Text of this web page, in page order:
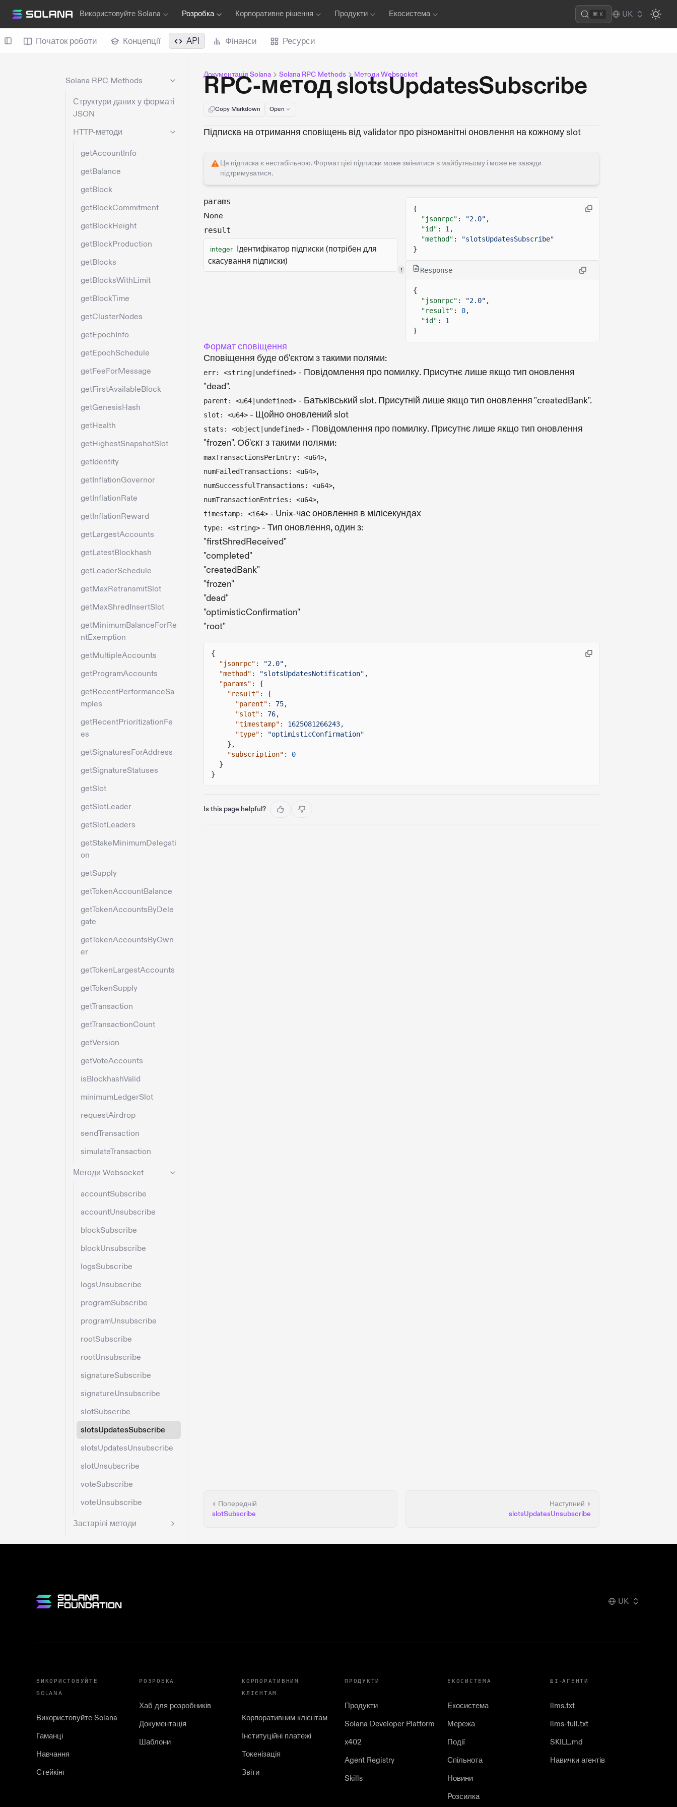
Використовуйте Solana Розробка Корпоративне рішення Продукти Екосистема ⌘ K UK
Початок роботи Концепції API Фінанси Ресурси
Solana RPC Methods
Структури даних у форматі
JSON
HTTP-методи
getAccountInfo
getBalance
getBlock
getBlockCommitment
getBlockHeight
getBlockProduction
getBlocks
getBlocksWithLimit
getBlockTime
getClusterNodes
getEpochInfo
getEpochSchedule
getFeeForMessage
getFirstAvailableBlock
getGenesisHash
getHealth
getHighestSnapshotSlot
getIdentity
getInflationGovernor
getInflationRate
getInflationReward
getLargestAccounts
getLatestBlockhash
getLeaderSchedule
getMaxRetransmitSlot
getMaxShredInsertSlot
getMinimumBalanceForRe
ntExemption
getMultipleAccounts
getProgramAccounts
getRecentPerformanceSa
mples
getRecentPrioritizationFe
es
getSignaturesForAddress
getSignatureStatuses
getSlot
getSlotLeader
getSlotLeaders
getStakeMinimumDelegati
on
getSupply
getTokenAccountBalance
getTokenAccountsByDele
gate
getTokenAccountsByOwn
er
getTokenLargestAccounts
getTokenSupply
getTransaction
getTransactionCount
getVersion
getVoteAccounts
isBlockhashValid
minimumLedgerSlot
requestAirdrop
sendTransaction
simulateTransaction
Методи Websocket
accountSubscribe
accountUnsubscribe
blockSubscribe
blockUnsubscribe
logsSubscribe
logsUnsubscribe
programSubscribe
programUnsubscribe
rootSubscribe
rootUnsubscribe
signatureSubscribe
signatureUnsubscribe
slotSubscribe
slotsUpdatesSubscribe
slotsUpdatesUnsubscribe
slotUnsubscribe
voteSubscribe
voteUnsubscribe
Застарілі методи
Документація Solana Solana RPC Methods Методи Websocket
RPC-метод slotsUpdatesSubscribe
Copy Markdown Open
Підписка на отримання сповіщень від validator про різноманітні оновлення на кожному slot
Ця підписка є нестабільною. Формат цієї підписки може змінитися в майбутньому і може не завжди
підтримуватися.
params
None
result
integer Ідентифікатор підписки (потрібен для
скасування підписки)
{
"jsonrpc" : "2.0" ,
"id" : 1,
"method" :
"slotsUpdatesSubscribe"
}
Response
{
"jsonrpc" : "2.0" ,
"result" : 0,
"id" :
1
}
Формат сповіщення
Сповіщення буде об'єктом з такими полями:
err: <string|undefined> - Повідомлення про помилку. Присутнє лише якщо тип оновлення
"dead".
parent: <u64|undefined> - Батьківський slot. Присутній лише якщо тип оновлення "createdBank".
slot: <u64> - Щойно оновлений slot
stats: <object|undefined> - Повідомлення про помилку. Присутнє лише якщо тип оновлення
"frozen". Об'єкт з такими полями:
maxTransactionsPerEntry: <u64>,
numFailedTransactions: <u64>,
numSuccessfulTransactions: <u64>,
numTransactionEntries: <u64>,
timestamp: <i64> - Unix-час оновлення в мілісекундах
type: <string> - Тип оновлення, один з:
"firstShredReceived"
"completed"
"createdBank"
"frozen"
"dead"
"optimisticConfirmation"
"root"
{
"jsonrpc" :
"2.0",
"method" :
"slotsUpdatesNotification",
"params" :
{
"result" :
{
"parent" :
75,
"slot" :
76,
"timestamp" :
1625081266243,
"type" :
"optimisticConfirmation"
},
"subscription" : 0
}
}
Is this page helpful?
Попередній
slotSubscribe
Наступний
slotsUpdatesUnsubscribe
UK
ВИКОРИСТОВУЙТЕ
SOLANA
Використовуйте Solana
Гаманці
Навчання
Стейкінг
РОЗРОБКА
Хаб для розробників
Документація
Шаблони
КОРПОРАТИВНИМ
КЛІЄНТАМ
Корпоративним клієнтам
Інституційні платежі
Токенізація
Звіти
ПРОДУКТИ
Продукти
Solana Developer Platform
x402
Agent Registry
Skills
ЕКОСИСТЕМА
Екосистема
Мережа
Події
Спільнота
Новини
Розсилка
ШІ-АГЕНТИ
llms.txt
llms-full.txt
SKILL.md
Навички агентів